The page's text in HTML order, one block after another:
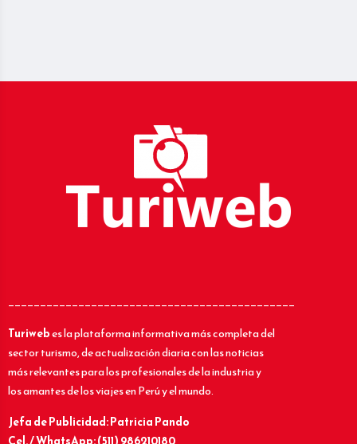
_____________________________________________
Turiwebes la plataforma informativa más completa del
sector turismo, de actualización diaria con las noticias
más relevantes para los profesionales de la industria y
los amantes de los viajes en Perú y el mundo.
Jefa de Publicidad: Patricia Pando